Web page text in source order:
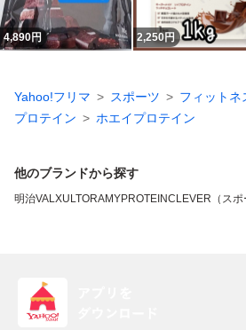
4,890円 2,250円
Yahoo!フリマ スポーツ
フィットネ
プロテイン
ホエイプロテイン
他のブランドから探す
明治VALXULTORAMYPROTEINCLEVER（スポ